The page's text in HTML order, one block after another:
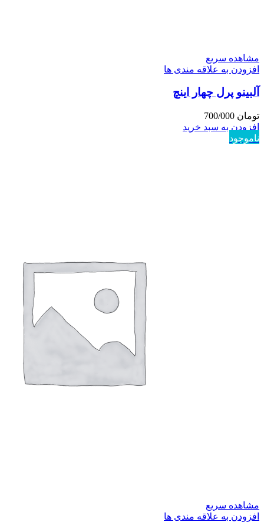
مشاهده سریع
افزودن به علاقه مندی ها
آلبینو پرل چهار اینچ
تومان
افزودن به سبد خرید
ناموجود
مشاهده سریع
افزودن به علاقه مندی ها